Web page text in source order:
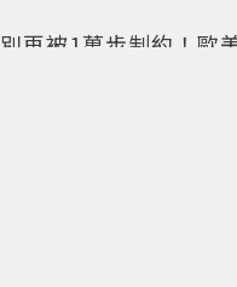
別再被1萬步制約！歐